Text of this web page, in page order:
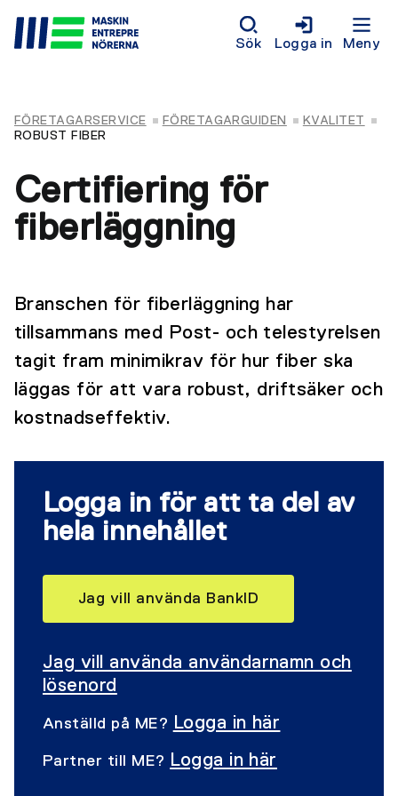
Sök Logga in Meny
FÖRETAGARSERVICE FÖRETAGARGUIDEN
KVALITET
ROBUST FIBER
Certifiering för
fiberläggning
Branschen för fiberläggning har
tillsammans med Post- och telestyrelsen
tagit fram minimikrav för hur fiber ska
läggas för att vara robust, driftsäker och
kostnadseffektiv.
Logga in för att ta del av
hela innehållet
Jag vill använda BankID
Jag vill använda användarnamn och
lösenord
Anställd på ME? Logga in här
Partner till ME? Logga in här